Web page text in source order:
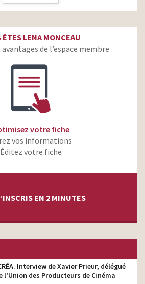
copywriter
copywriter
copywriter
copywriter
copywriter
copywriter
copywriter
ÊTES LENA MONCEAU
de l’espace membre
votre fiche
vos informations
Éditez votre fiche
EN 2 MINUTES
Interview de Xavier Prieur, délégué
l’Union des Producteurs de Cinéma